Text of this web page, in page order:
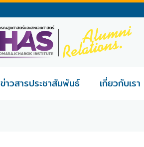
ข่าวสารประชาสัมพันธ์ เกี่ยวกับเรา